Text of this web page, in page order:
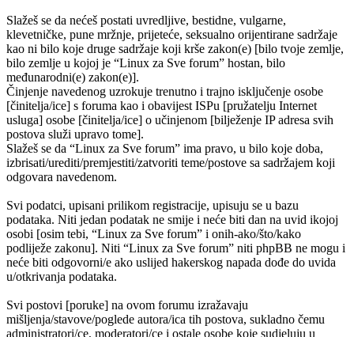
Slažeš se da nećeš postati uvredljive, bestidne, vulgarne,
klevetničke, pune mržnje, prijeteće, seksualno orijentirane sadržaje
kao ni bilo koje druge sadržaje koji krše zakon(e) [bilo tvoje zemlje,
bilo zemlje u kojoj je “Linux za Sve forum” hostan, bilo
međunarodni(e) zakon(e)].
Činjenje navedenog uzrokuje trenutno i trajno isključenje osobe
[činitelja/ice] s foruma kao i obavijest ISPu [pružatelju Internet
usluga] osobe [činitelja/ice] o učinjenom [bilježenje IP adresa svih
postova služi upravo tome].
Slažeš se da “Linux za Sve forum” ima pravo, u bilo koje doba,
izbrisati/urediti/premjestiti/zatvoriti teme/postove sa sadržajem koji
odgovara navedenom.
Svi podatci, upisani prilikom registracije, upisuju se u bazu
podataka. Niti jedan podatak ne smije i neće biti dan na uvid ikojoj
osobi [osim tebi, “Linux za Sve forum” i onih-ako/što/kako
podliježe zakonu]. Niti “Linux za Sve forum” niti phpBB ne mogu i
neće biti odgovorni/e ako uslijed hakerskog napada dođe do uvida
u/otkrivanja podataka.
Svi postovi [poruke] na ovom forumu izražavaju
mišljenja/stavove/poglede autora/ica tih postova, sukladno čemu
administratori/ce, moderatori/ce i ostale osobe koje sudjeluju u